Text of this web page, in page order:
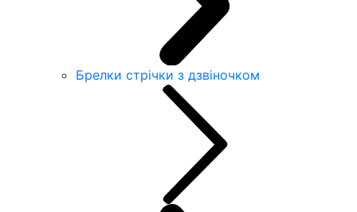
Брелки стрічки з дзвіночком